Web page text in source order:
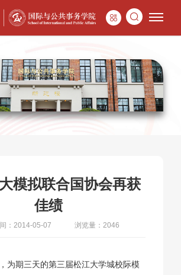
模拟联合国协会再获
佳绩
：2014-05-07 浏览量：2046
为期三天的第三届松江大学城校际模